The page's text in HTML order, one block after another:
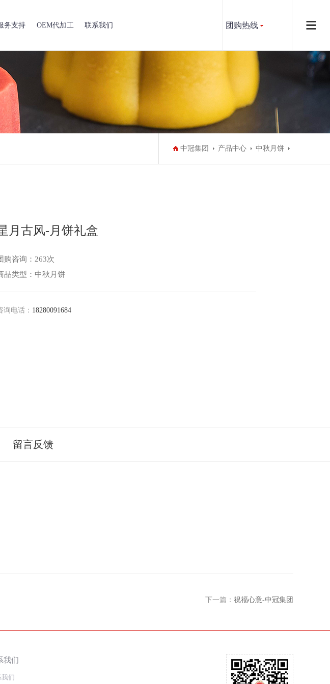
务支持 OEM代加工 联系我们 团购热线
中冠集团 产品中心 中秋月饼
月古风-月饼礼盒
购咨询： 263次
品类型：中秋月饼
询电话： 18280091684
留言反馈
下一篇： 祝福心意-中冠集团
我们
们